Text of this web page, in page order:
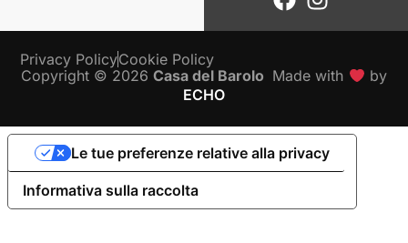
Copyright © 2026Casa del Barolo Made with
by
ECHO
Privacy PolicyCookie Policy
Informativa sulla raccolta
Le tue preferenze relative alla privacy